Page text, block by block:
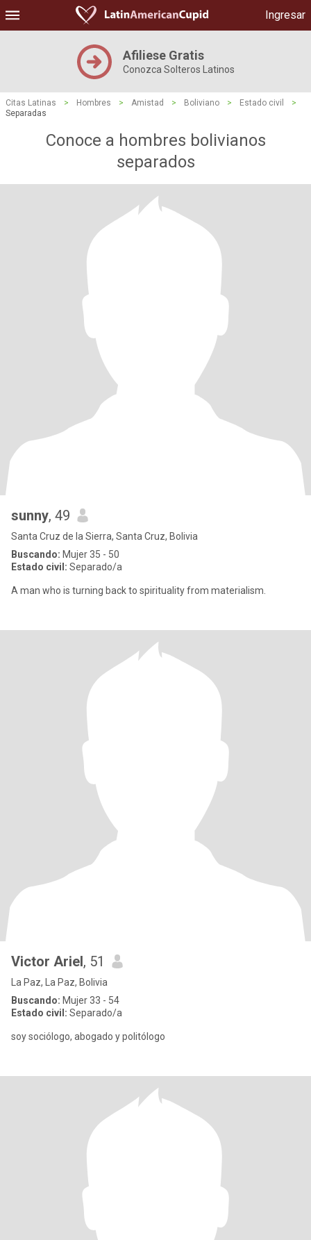
Ingresar
Afiliese Gratis
Conozca Solteros Latinos
Citas Latinas > Hombres > Amistad > Boliviano > Estado civil
>
Separadas
Conoce a hombres bolivianos
separados
sunny, 49
Santa Cruz de la Sierra, Santa Cruz, Bolivia
Buscando: Mujer 35 - 50
Estado civil: Separado/a
A man who is turning back to spirituality from materialism.
Victor Ariel, 51
La Paz, La Paz, Bolivia
Buscando: Mujer 33 - 54
Estado civil: Separado/a
soy sociólogo, abogado y politólogo